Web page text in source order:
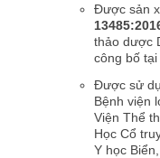
Được sản
thảo dược
công bố
Được sử
Bệnh viện
Viện Thể
Học Cổ
Y học